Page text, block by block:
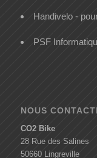
Handivelo -
PSF
NOUS
CO2 Bike
28 Rue des Salines
50660 Lingreville